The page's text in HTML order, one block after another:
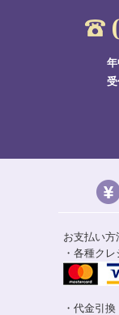
年
お支払い方
・各種ク
・代金引